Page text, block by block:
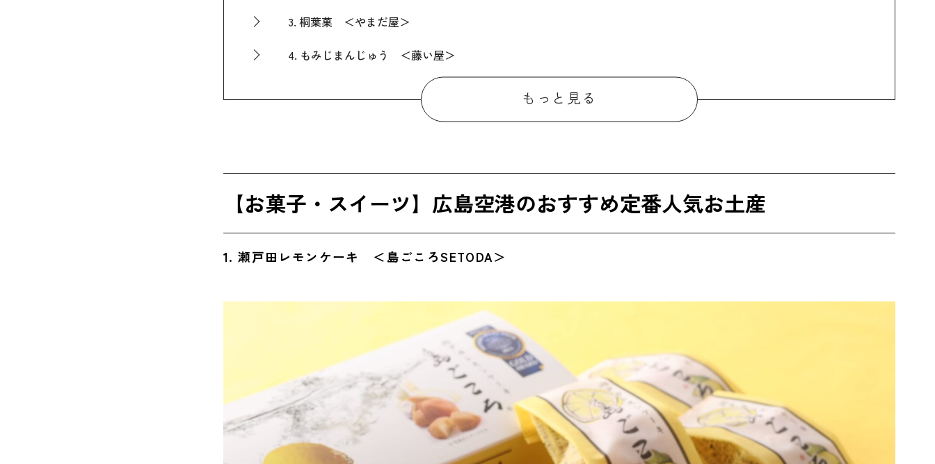
3. 桐葉菓 ＜やまだ屋＞
4. もみじまんじゅう ＜藤い屋＞
5. くりーむパン ＜八天堂＞
【お菓子・スイーツ以外】広島空港のおすすめ定番人気お土産
9. 広島菜漬「安藝菜」 ＜山豊＞
10. 広島メープルもみじフィナンシェ ＜楓乃樹＞
11. 川通り餅 ＜亀屋＞
12. 因島のはっさくゼリー ＜JA尾道市＞
13. せとこまち ＜にしき堂＞
【広島限定】広島空港で買えるお土産
もっと見る
【お菓子・スイーツ】広島空港のおすすめ定番人気お土産
1. 瀬戸田レモンケーキ ＜島ごころSETODA＞